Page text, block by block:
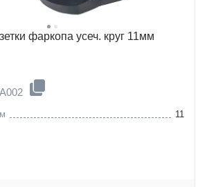
фаркопа усеч. круг 11мм
11